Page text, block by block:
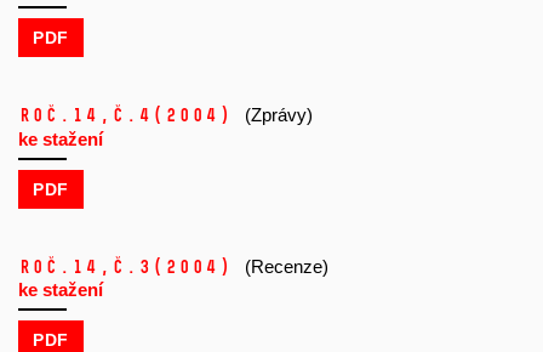
PDF
Roč.14, č.4 (2004)
(Zprávy)
ke stažení
PDF
Roč.14, č.3 (2004)
(Recenze)
ke stažení
PDF